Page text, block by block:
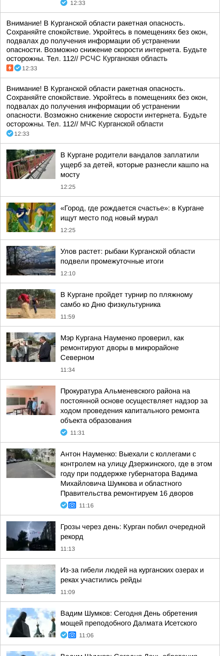
12:33
Внимание! В Курганской области ракетная опасность.
Сохраняйте спокойствие. Укройтесь в помещениях без окон,
подвалах до получения информации об устранении
опасности. Возможно снижение скорости интернета. Будьте
осторожны. Тел. 112// РСЧС Курганская область
12:33
Внимание! В Курганской области ракетная опасность.
Сохраняйте спокойствие. Укройтесь в помещениях без окон,
подвалах до получения информации об устранении
опасности. Возможно снижение скорости интернета. Будьте
осторожны. Тел. 112// МЧС Курганской области
12:33
В Кургане родители вандалов заплатили
ущерб за детей, которые разнесли кашпо на
мосту
12:25
«Город, где рождается счастье»: в Кургане
ищут место под новый мурал
12:25
Улов растет: рыбаки Курганской области
подвели промежуточные итоги
12:10
В Кургане пройдет турнир по пляжному
самбо ко Дню физкультурника
11:59
Мэр Кургана Науменко проверил, как
ремонтируют дворы в микрорайоне
Северном
11:34
Прокуратура Альменевского района на
постоянной основе осуществляет надзор за
ходом проведения капитального ремонта
объекта образования
11:31
Антон Науменко: Выехали с коллегами с
контролем на улицу Дзержинского, где в этом
году при поддержке губернатора Вадима
Михайловича Шумкова и областного
Правительства ремонтируем 16 дворов
11:16
Грозы через день: Курган побил очередной
рекорд
11:13
Из-за гибели людей на курганских озерах и
реках участились рейды
11:09
Вадим Шумков: Сегодня День обретения
мощей преподобного Далмата Исетского
11:06